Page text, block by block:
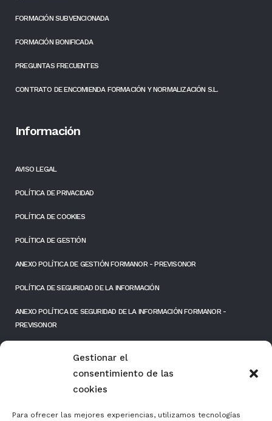
Gestionar el
consentimiento de las
cookies
Para ofrecer las mejores experiencias, utilizamos tecnologías
FORMACIÓN SUBVENCIONADA
FORMACIÓN BONIFICADA
PREGUNTAS FRECUENTES
CONTRATO DE ENCOMIENDA FORMACIÓN Y NORMALIZACIÓN S.L.
Información
AVISO LEGAL
POLÍTICA DE PRIVACIDAD
POLÍTICA DE COOKIES
POLÍTICA DE GESTIÓN
ANEXO POLÍTICA DE GESTIÓN FORMANOR - PREVISONOR
POLÍTICA DE SEGURIDAD DE LA INFORMACIÓN
ANEXO POLÍTICA DE SEGURIDAD DE LA INFORMACIÓN FORMANOR -
PREVISONOR
FONDOS PÚBLICOS